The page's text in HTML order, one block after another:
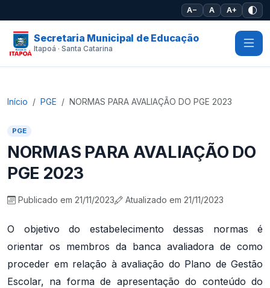
A− A A+
Secretaria Municipal de Educação
Itapoá · Santa Catarina
Início PGE NORMAS PARA AVALIAÇÃO DO PGE 2023
PGE
NORMAS PARA AVALIAÇÃO DO
PGE 2023
Publicado em 21/11/2023 Atualizado em 21/11/2023
O objetivo do estabelecimento dessas normas é
orientar os membros da banca avaliadora de como
proceder em relação à avaliação do Plano de Gestão
Escolar, na forma de apresentação do conteúdo do